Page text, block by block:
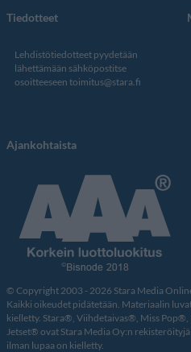
Tiedotteet
Lehdistötiedotteet pyydetään
lähettämään sähköpostitse
osoitteeseen toimitus@stara.fi
Ajankohtaista
© Copyright 2003 - 2026 Stara Media
Kaikki oikeudet pidätetään. Materiaalin
kielletty. Stara®, Viihdetaivas®, Miss
Jetset® ovat Stara Media Oy:n
ilman lupaa on kielletty.